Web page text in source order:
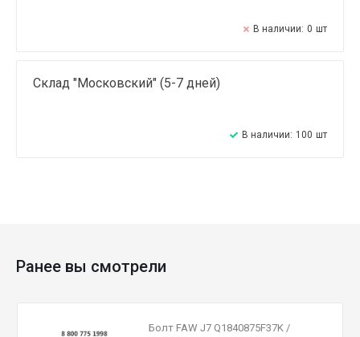
В наличии: 0 шт
Склад "Московский" (5-7 дней)
В наличии: 100 шт
Ранее вы смотрели
Болт FAW J7 Q1840875F37K /